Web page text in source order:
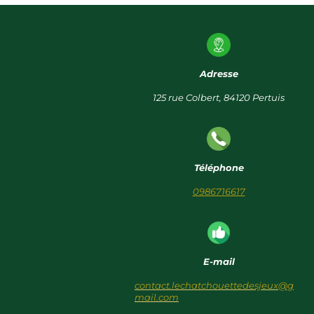
Adresse
125 rue Colbert, 84120 Pertuis
Téléphone
0986716617
E-mail
contact.lechatchouettedesjeux@g
mail.com